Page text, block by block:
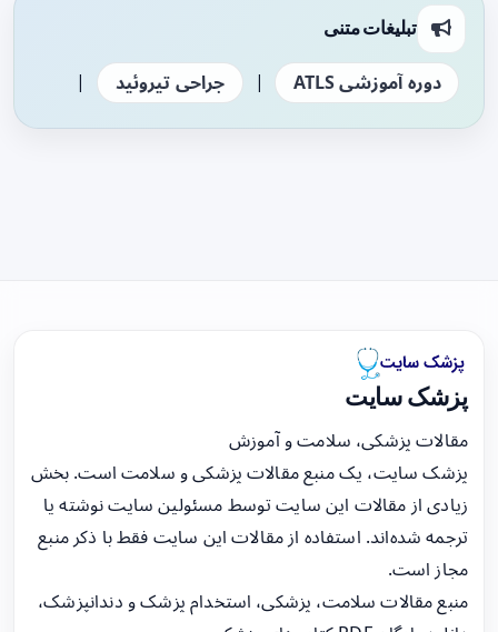
تبلیغات متنی
دوره آموزشی ATLS | جراحی تیروئید |
پزشک سایت
مقالات پزشکی، سلامت و آموزش
پزشک سایت، یک منبع مقالات پزشکی و سلامت است. بخش
زیادی از مقالات این سایت توسط مسئولین سایت نوشته یا
ترجمه شده‌اند. استفاده از مقالات این سایت فقط با ذکر منبع
مجاز است.
منبع مقالات سلامت، پزشکی، استخدام پزشک و دندانپزشک،